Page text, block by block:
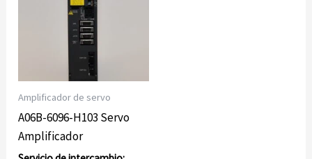
Amplificador de servo
A06B-6096-H103 Servo
Amplificador